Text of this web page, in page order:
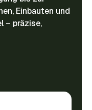
Einbauten und
– präzise,